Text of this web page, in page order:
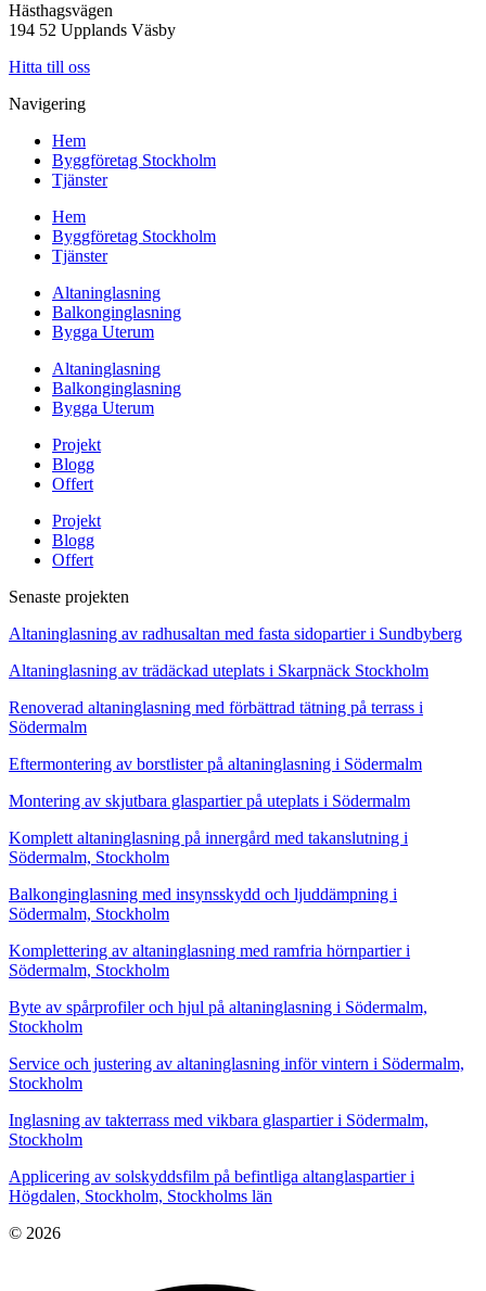
Hästhagsvägen
194 52 Upplands Väsby
Hitta till oss
Navigering
Hem
Byggföretag Stockholm
Tjänster
Hem
Byggföretag Stockholm
Tjänster
Altaninglasning
Balkonginglasning
Bygga Uterum
Altaninglasning
Balkonginglasning
Bygga Uterum
Projekt
Blogg
Offert
Projekt
Blogg
Offert
Senaste projekten
Altaninglasning av radhusaltan med fasta sidopartier i Sundbyberg
Altaninglasning av trädäckad uteplats i Skarpnäck Stockholm
Renoverad altaninglasning med förbättrad tätning på terrass i
Södermalm
Eftermontering av borstlister på altaninglasning i Södermalm
Montering av skjutbara glaspartier på uteplats i Södermalm
Komplett altaninglasning på innergård med takanslutning i
Södermalm, Stockholm
Balkonginglasning med insynsskydd och ljuddämpning i
Södermalm, Stockholm
Komplettering av altaninglasning med ramfria hörnpartier i
Södermalm, Stockholm
Byte av spårprofiler och hjul på altaninglasning i Södermalm,
Stockholm
Service och justering av altaninglasning inför vintern i Södermalm,
Stockholm
Inglasning av takterrass med vikbara glaspartier i Södermalm,
Stockholm
Applicering av solskyddsfilm på befintliga altanglaspartier i
Högdalen, Stockholm, Stockholms län
© 2026